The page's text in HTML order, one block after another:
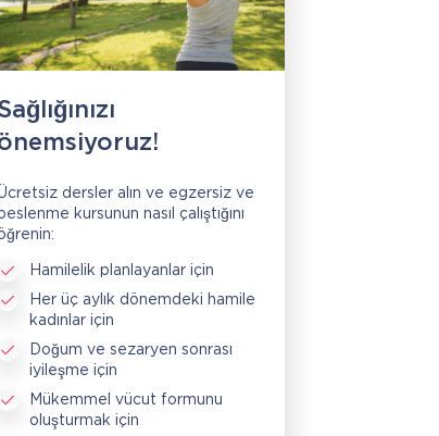
dersler alın ve egzersiz ve
beslenme kursunun nasıl çalıştığını
Hamilelik planlayanlar için
Her üç aylık dönemdeki hamile
kadınlar için
Doğum ve sezaryen sonrası
iyileşme için
Mükemmel vücut formunu
oluşturmak için